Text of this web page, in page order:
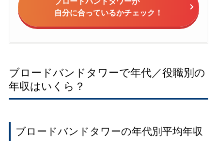
自分に合っているかチェック！
ブロードバンドタワーで年代／役職別の
年収はいくら？
ブロードバンドタワーの年代別平均年収